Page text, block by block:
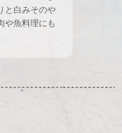
と白みそのや
や魚料理にも